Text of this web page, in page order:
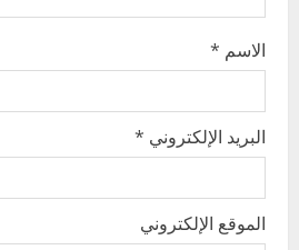
الاسم *
البريد الإلكتروني *
الموقع الإلكتروني